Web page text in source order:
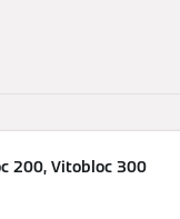
200, Vitobloc 300